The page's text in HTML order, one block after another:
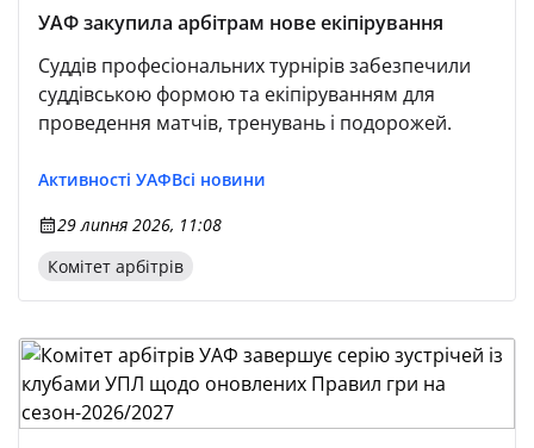
УАФ закупила арбітрам нове екіпірування
Суддів професіональних турнірів забезпечили
суддівською формою та екіпіруванням для
проведення матчів, тренувань і подорожей.
Активності УАФВсі новини
29 липня 2026, 11:08
Комітет арбітрів